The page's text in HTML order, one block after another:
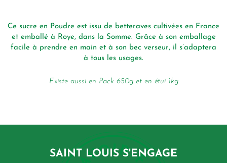
Ce sucre en Poudre est issu de betteraves cultivées en France
et emballé à Roye, dans la Somme. Grâce à son emballage
facile à prendre en main et à son bec verseur, il s’adaptera
à tous les usages.
Existe aussi en Pack 650g et en étui 1kg
SAINT LOUIS S'ENGAGE